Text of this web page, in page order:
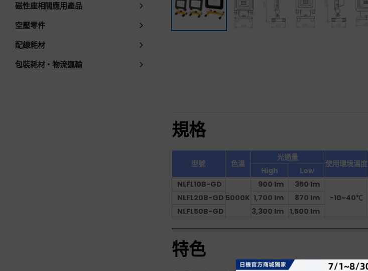
磁性座相關應用產品
空壓零件
配線耗材
包裝耗材・物流運輸
規格
型號 色溫
光通量
使用環境溫度
High Low
NLFL10B-GD
5000K
900 lm
350 lm
-10~40℃
NLFL20B-GD
1,700 lm 870 lm
NLFL50B-GD
3,300 lm 1,500 lm
特色